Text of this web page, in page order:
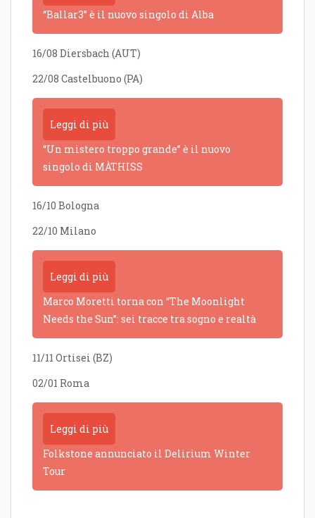
“Ballar3” è il nuovo singolo di Alba
16/08 Diersbach (AUT)
22/08 Castelbuono (PA)
Leggi di più
“Un mistero troppo grande” è il nuovo
singolo di MÀTHISS
16/10 Bologna
22/10 Milano
Leggi di più
Marco Moretti torna con “The Moonlight
Needs the Sun”: sei tracce tra sogno e realtà
11/11 Ortisei (BZ)
02/01 Roma
Leggi di più
Folkstone annunciato il Delirium Winter
Tour